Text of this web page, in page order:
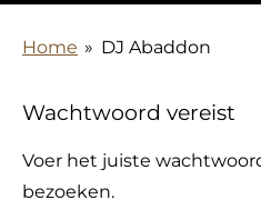
de
hoofdinhoud
Home » DJ Abaddon
Wachtwoord vereist
Voer het juiste
bezoeken.